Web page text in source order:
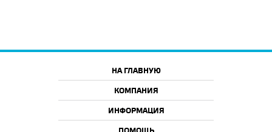
НА ГЛАВНУЮ
КОМПАНИЯ
ИНФОРМАЦИЯ